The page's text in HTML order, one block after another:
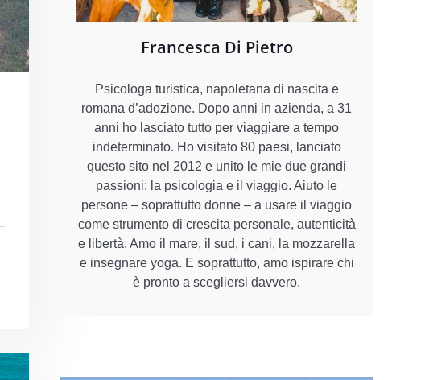
Francesca Di Pietro
Psicologa turistica, napoletana di nascita e
romana d’adozione. Dopo anni in azienda, a 31
anni ho lasciato tutto per viaggiare a tempo
indeterminato. Ho visitato 80 paesi, lanciato
questo sito nel 2012 e unito le mie due grandi
passioni: la psicologia e il viaggio. Aiuto le
persone – soprattutto donne – a usare il viaggio
come strumento di crescita personale, autenticità
e libertà. Amo il mare, il sud, i cani, la mozzarella
e insegnare yoga. E soprattutto, amo ispirare chi
è pronto a scegliersi davvero.